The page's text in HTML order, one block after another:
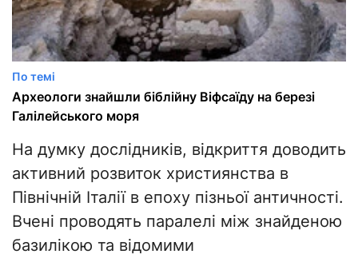
По темі
Археологи знайшли біблійну Віфсаїду на березі
Галілейського моря
На думку дослідників, відкриття доводить
активний розвиток християнства в
Північній Італії в епоху пізньої античності.
Вчені проводять паралелі між знайденою
базилікою та відомими